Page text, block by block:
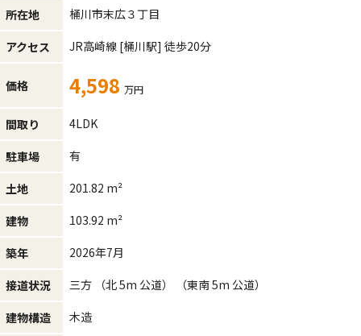
所在地 桶川市末広３丁目
アクセス JR高崎線 [桶川駅] 徒歩20分
価格 4,598 万円
間取り 4LDK
駐車場 有
土地 201.82 m²
建物 103.92 m²
築年 2026年7月
接道状況 三方 （北 5m 公道） （東南 5m 公道）
建物構造 木造